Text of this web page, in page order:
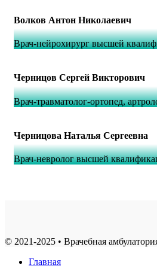
Волков Антон Николаевич
Врач-нейрохирург высшей
Черницов Сергей Викторович
Врач-травматолог-ортопед,
Черницова Наталья Сергеевна
Врач-невролог высшей
© 2021-2025 • Врачебная
Главная